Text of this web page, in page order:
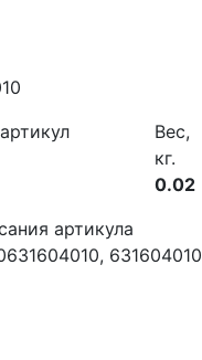
Вес,
кг.
0.02
артикула
631604010